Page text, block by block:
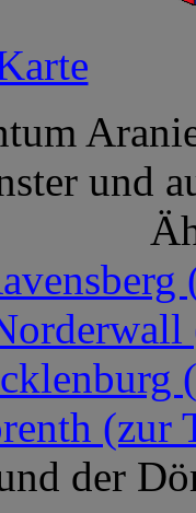
und
(zur
der